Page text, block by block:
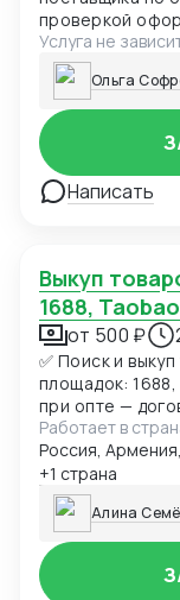
проверкой
границы
Услуга не
Ольга
Написать
Выкуп товаров с китайских площадок:
1688,
от 500 ₽
✅ Поиск и
площадок:
при опте —
лучших
видеоотчет
— минимизация
✅ Доставка
любой город
доставлю в
Кыргызстан ✅
до получения
Работает в
Россия,
+1 страна
Алина